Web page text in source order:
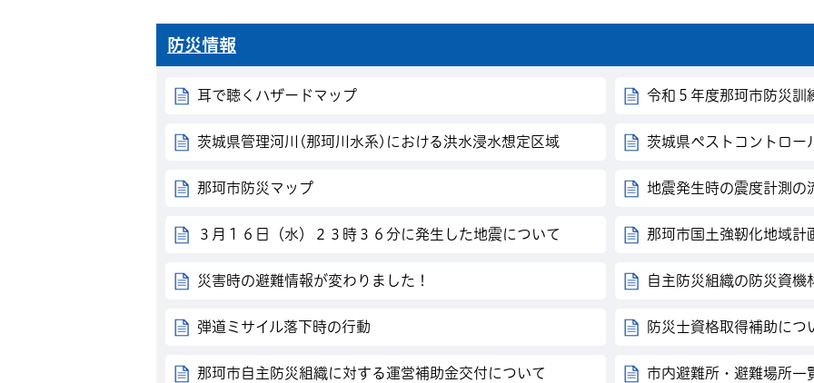
防災情報
耳で聴くハザードマップ 令和５年度那珂市防災訓
茨城県管理河川(那珂川水系)における洪水浸水想定区域 茨城県ペストコントロー
那珂市防災マップ 地震発生時の震度計測の
３月１６日（水）２３時３６分に発生した地震について 那珂市国土強靭化地域計
災害時の避難情報が変わりました！ 自主防災組織の防災資機
弾道ミサイル落下時の行動 防災士資格取得補助につ
那珂市自主防災組織に対する運営補助金交付について 市内避難所・避難場所一